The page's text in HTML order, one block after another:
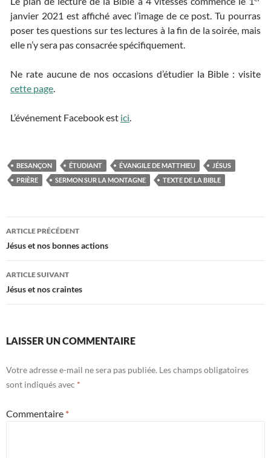
janvier 2021 est affiché avec l’image de ce post. Tu pourras
poser tes questions sur tes lectures à la fin de la soirée, mais
elle n’y sera pas consacrée spécifiquement.
Ne rate aucune de nos occasions d’étudier la Bible : visite
cette page.
L’événement Facebook est ici.
BESANÇON ÉTUDIANT ÉVANGILE DE MATTHIEU
JÉSUS
PRIÈRE
SERMON SUR LA MONTAGNE TEXTE DE LA BIBLE
Navigation
des
articles
ARTICLE PRÉCÉDENT
Jésus et nos bonnes actions
ARTICLE SUIVANT
Jésus et nos craintes
LAISSER UN COMMENTAIRE
Votre adresse e-mail ne sera pas publiée. Les champs obligatoires
sont indiqués avec *
Commentaire *